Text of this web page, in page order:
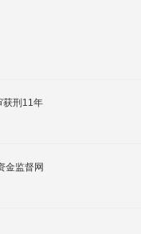
获刑11年
金监督网